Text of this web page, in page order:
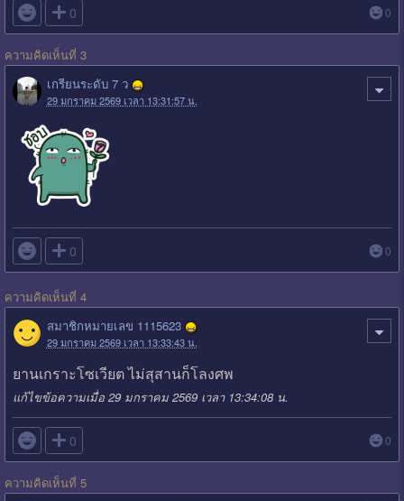
 0 0
ความคิดเห็นที่ 3
เกรียนระดับ 7 ว
29 มกราคม 2569 เวลา 13:31:57 น.
 0 0
ความคิดเห็นที่ 4
สมาชิกหมายเลข 1115623
29 มกราคม 2569 เวลา 13:33:43 น.
ยานเกราะโซเวียต ไม่สุสานก็โลงศพ
แก้ไขข้อความเมื่อ 29 มกราคม 2569 เวลา 13:34:08 น.
 0 0
ความคิดเห็นที่ 5